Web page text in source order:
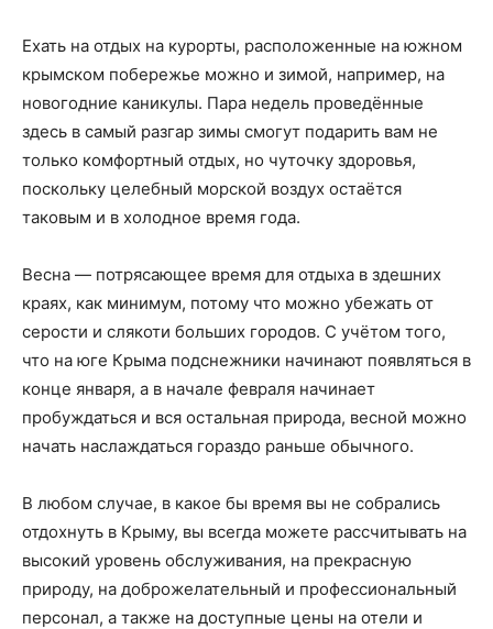
Ехать на отдых на курорты, расположенные на южном
крымском побережье можно и зимой, например, на
новогодние каникулы. Пара недель проведённые
здесь в самый разгар зимы смогут подарить вам не
только комфортный отдых, но чуточку здоровья,
поскольку целебный морской воздух остаётся
таковым и в холодное время года.
Весна — потрясающее время для отдыха в здешних
краях, как минимум, потому что можно убежать от
серости и слякоти больших городов. С учётом того,
что на юге Крыма подснежники начинают появляться в
конце января, а в начале февраля начинает
пробуждаться и вся остальная природа, весной можно
начать наслаждаться гораздо раньше обычного.
В любом случае, в какое бы время вы не собрались
отдохнуть в Крыму, вы всегда можете рассчитывать на
высокий уровень обслуживания, на прекрасную
природу, на доброжелательный и профессиональный
персонал, а также на доступные цены на отели и